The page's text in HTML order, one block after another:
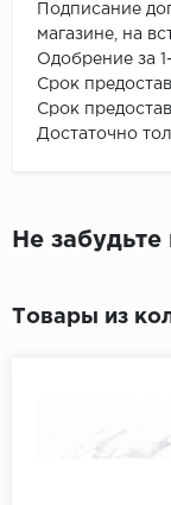
Подписание
магазине, на
Одобрение за
Срок
Срок
Достаточно
Не забудьте
Товары из